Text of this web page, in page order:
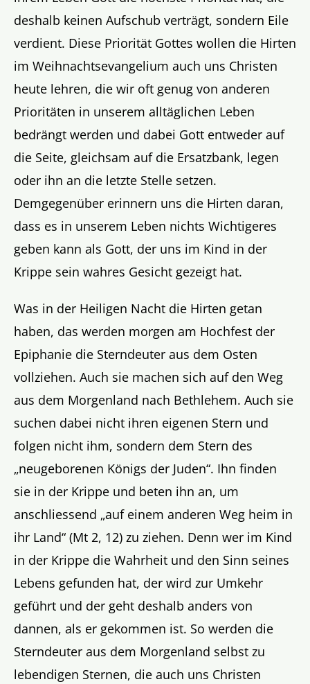
deshalb keinen Aufschub verträgt, sondern Eile
verdient. Diese Priorität Gottes wollen die Hirten
im Weihnachtsevangelium auch uns Christen
heute lehren, die wir oft genug von anderen
Prioritäten in unserem alltäglichen Leben
bedrängt werden und dabei Gott entweder auf
die Seite, gleichsam auf die Ersatzbank, legen
oder ihn an die letzte Stelle setzen.
Demgegenüber erinnern uns die Hirten daran,
dass es in unserem Leben nichts Wichtigeres
geben kann als Gott, der uns im Kind in der
Krippe sein wahres Gesicht gezeigt hat.
Was in der Heiligen Nacht die Hirten getan
haben, das werden morgen am Hochfest der
Epiphanie die Sterndeuter aus dem Osten
vollziehen. Auch sie machen sich auf den Weg
aus dem Morgenland nach Bethlehem. Auch sie
suchen dabei nicht ihren eigenen Stern und
folgen nicht ihm, sondern dem Stern des
„neugeborenen Königs der Juden“. Ihn finden
sie in der Krippe und beten ihn an, um
anschliessend „auf einem anderen Weg heim in
ihr Land“ (Mt 2, 12) zu ziehen. Denn wer im Kind
in der Krippe die Wahrheit und den Sinn seines
Lebens gefunden hat, der wird zur Umkehr
geführt und der geht deshalb anders von
dannen, als er gekommen ist. So werden die
Sterndeuter aus dem Morgenland selbst zu
lebendigen Sternen, die auch uns Christen